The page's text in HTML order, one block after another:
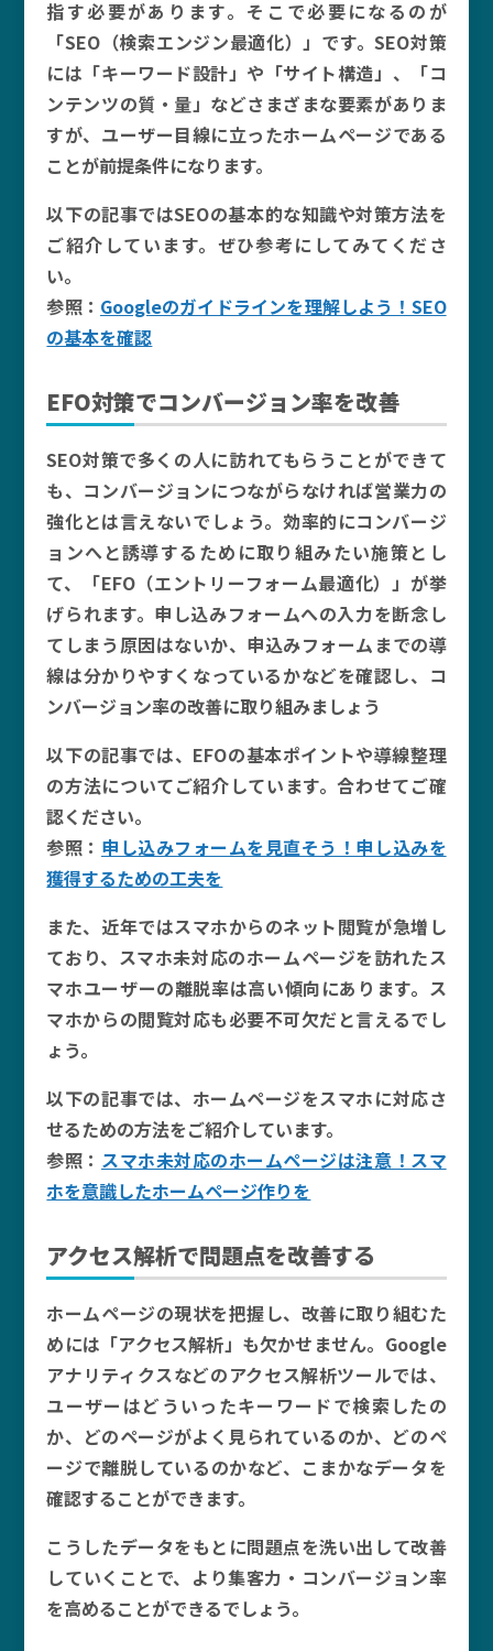
指す必要があります。そこで必要になるのが
「SEO（検索エンジン最適化）」です。SEO対策
には「キーワード設計」や「サイト構造」、「コ
ンテンツの質・量」などさまざまな要素がありま
すが、ユーザー目線に立ったホームページである
ことが前提条件になります。
以下の記事ではSEOの基本的な知識や対策方法を
ご紹介しています。ぜひ参考にしてみてくださ
い。
参照： Googleのガイドラインを理解しよう！SEO
の基本を確認
EFO対策でコンバージョン率を改善
SEO対策で多くの人に訪れてもらうことができて
も、コンバージョンにつながらなければ営業力の
強化とは言えないでしょう。効率的にコンバージ
ョンへと誘導するために取り組みたい施策とし
て、「EFO（エントリーフォーム最適化）」が挙
げられます。申し込みフォームへの入力を断念し
てしまう原因はないか、申込みフォームまでの導
線は分かりやすくなっているかなどを確認し、コ
ンバージョン率の改善に取り組みましょう
以下の記事では、EFOの基本ポイントや導線整理
の方法についてご紹介しています。合わせてご確
認ください。
参照： 申し込みフォームを見直そう！申し込みを
獲得するための工夫を
また、近年ではスマホからのネット閲覧が急増し
ており、スマホ未対応のホームページを訪れたス
マホユーザーの離脱率は高い傾向にあります。ス
マホからの閲覧対応も必要不可欠だと言えるでし
ょう。
以下の記事では、ホームページをスマホに対応さ
せるための方法をご紹介しています。
参照： スマホ未対応のホームページは注意！スマ
ホを意識したホームページ作りを
アクセス解析で問題点を改善する
ホームページの現状を把握し、改善に取り組むた
めには「アクセス解析」も欠かせません。Google
アナリティクスなどのアクセス解析ツールでは、
ユーザーはどういったキーワードで検索したの
か、どのページがよく見られているのか、どのペ
ージで離脱しているのかなど、こまかなデータを
確認することができます。
こうしたデータをもとに問題点を洗い出して改善
していくことで、より集客力・コンバージョン率
を高めることができるでしょう。